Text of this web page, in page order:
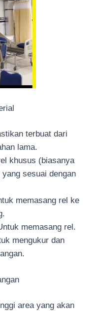
terbuat dari
lama.
khusus (biasanya
sesuai dengan
memasang rel ke
memasang rel.
mengukur dan
area yang akan